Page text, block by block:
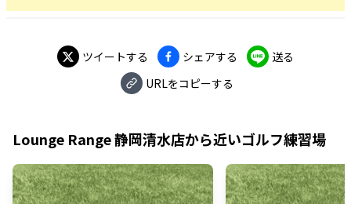
ツイートする シェアする
送る
URLをコピーする
Lounge Range 静岡清水店から近いゴルフ練習場